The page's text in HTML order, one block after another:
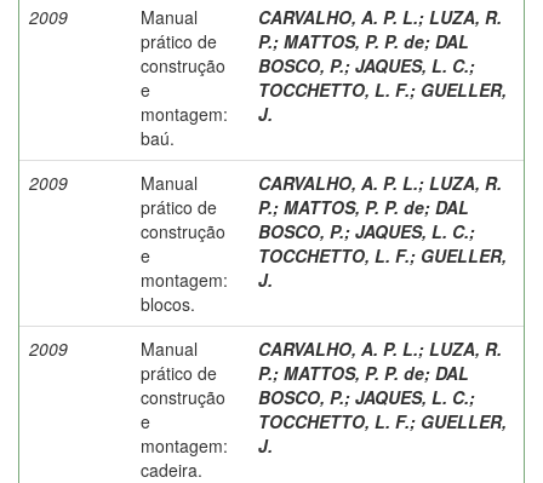
2009
Manual
prático de
construção
e
montagem:
baú.
CARVALHO, A. P. L.; LUZA, R.
P.; MATTOS, P. P. de; DAL
BOSCO, P.; JAQUES, L. C.;
TOCCHETTO, L. F.; GUELLER,
J.
2009
Manual
prático de
construção
e
montagem:
blocos.
CARVALHO, A. P. L.; LUZA, R.
P.; MATTOS, P. P. de; DAL
BOSCO, P.; JAQUES, L. C.;
TOCCHETTO, L. F.; GUELLER,
J.
2009
Manual
prático de
construção
e
montagem:
cadeira.
CARVALHO, A. P. L.; LUZA, R.
P.; MATTOS, P. P. de; DAL
BOSCO, P.; JAQUES, L. C.;
TOCCHETTO, L. F.; GUELLER,
J.